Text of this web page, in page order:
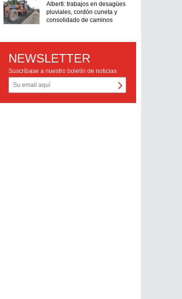
Archivo: otros tiempos. Petrecca y Santilli en el PRO.
Alberti: trabajos en desagües
pluviales, cordón cuneta y
consolidado de caminos
NEWSLETTER
Suscríbase a nuestro boletín de noticias